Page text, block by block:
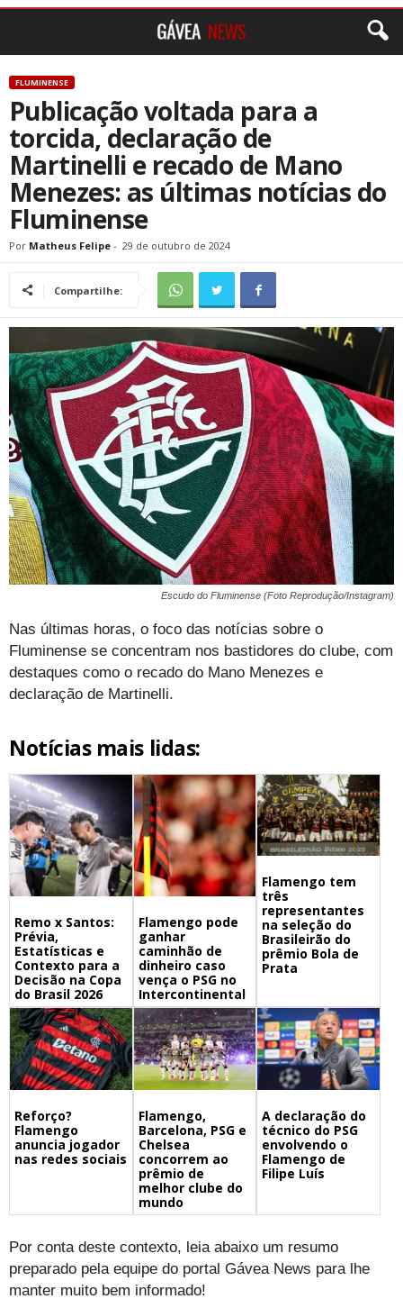
FLUMINENSE
Publicação voltada para a
torcida, declaração de
Martinelli e recado de Mano
Menezes: as últimas notícias do
Fluminense
Por Matheus Felipe - 29 de outubro de 2024
Compartilhe:
Escudo do Fluminense (Foto Reprodução/Instagram)
Nas últimas horas, o foco das notícias sobre o
Fluminense se concentram nos bastidores do clube, com
destaques como o recado do Mano Menezes e
declaração de Martinelli.
Notícias mais lidas:
Remo x Santos:
Prévia,
Estatísticas e
Contexto para a
Decisão na Copa
do Brasil 2026
Flamengo pode
ganhar
caminhão de
dinheiro caso
vença o PSG no
Intercontinental
Flamengo tem
três
representantes
na seleção do
Brasileirão do
prêmio Bola de
Prata
Reforço?
Flamengo
anuncia jogador
nas redes sociais
Flamengo,
Barcelona, PSG e
Chelsea
concorrem ao
prêmio de
melhor clube do
mundo
A declaração do
técnico do PSG
envolvendo o
Flamengo de
Filipe Luís
Por conta deste contexto, leia abaixo um resumo
preparado pela equipe do portal Gávea News para lhe
manter muito bem informado!